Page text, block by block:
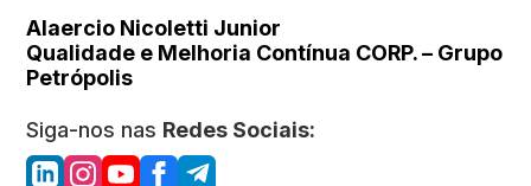
Alaercio Nicoletti Junior
Qualidade e Melhoria Contínua CORP. – Grupo
Petrópolis
Siga-nos nas Redes Sociais: